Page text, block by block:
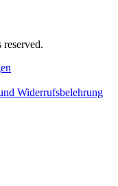
Widerrufsbelehrung